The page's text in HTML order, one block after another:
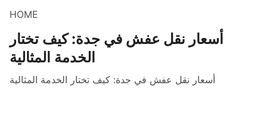
HOME
أسعار نقل عفش في جدة: كيف تختار
الخدمة المثالية
أسعار نقل عفش في جدة: كيف تختار الخدمة المثالية